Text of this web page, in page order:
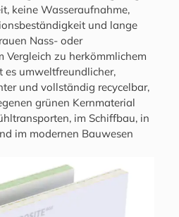
keine Wasseraufnahme,
und lange
Nass- oder
Vergleich zu herkömmlichem
umweltfreundlicher,
und vollständig recycelbar,
grünen Kernmaterial
im Schiffbau, in
im modernen Bauwesen